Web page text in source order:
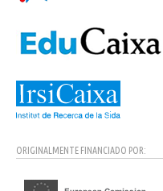
ORIGINALMENTE FINANCIADO POR: